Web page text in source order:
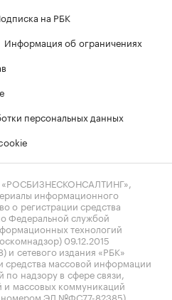
на РБК
Информация об ограничениях
персональных данных
информационного
о регистрации средства
Федеральной службой
технологий
09.12.2015
сетевого издания «РБК»
средства массовой информации
надзору в сфере связи,
массовых коммуникаций
номером ЭЛ №ФС77-82385)